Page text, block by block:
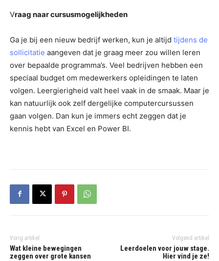
Vraag naar cursusmogelijkheden
Ga je bij een nieuw bedrijf werken, kun je altijd tijdens de
sollicitatie aangeven dat je graag meer zou willen leren
over bepaalde programma’s. Veel bedrijven hebben een
speciaal budget om medewerkers opleidingen te laten
volgen. Leergierigheid valt heel vaak in de smaak. Maar je
kan natuurlijk ook zelf dergelijke computercursussen
gaan volgen. Dan kun je immers echt zeggen dat je
kennis hebt van Excel en Power BI.
Vorig artikel
Wat kleine bewegingen
zeggen over grote kansen
Volgend artikel
Leerdoelen voor jouw stage.
Hier vind je ze!